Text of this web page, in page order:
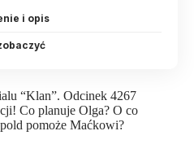
i opis
“Klan”. Odcinek 4267
Co planuje Olga? O co
pomoże Maćkowi?